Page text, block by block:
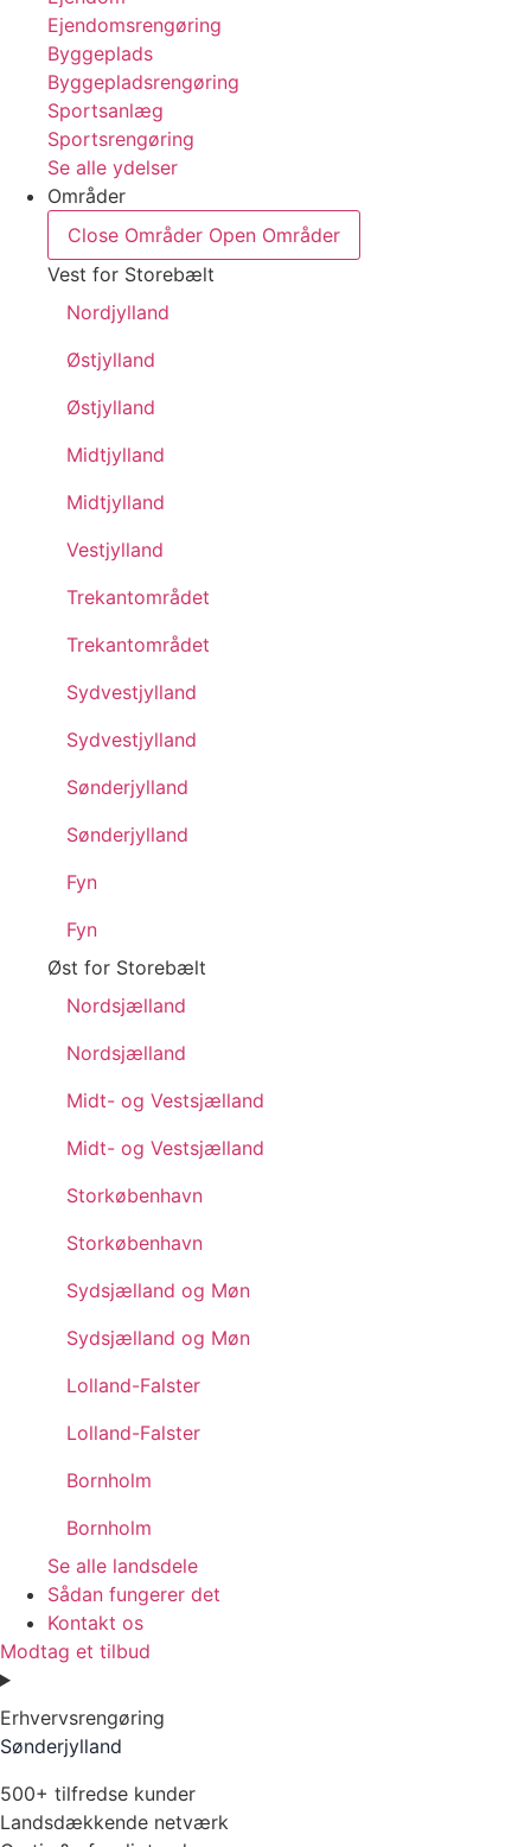
Ejendomsrengøring
Byggeplads
Byggepladsrengøring
Sportsanlæg
Sportsrengøring
Se alle ydelser
Områder
Close Områder Open Områder
Vest for Storebælt
Nordjylland
Østjylland
Østjylland
Midtjylland
Midtjylland
Vestjylland
Trekantområdet
Trekantområdet
Sydvestjylland
Sydvestjylland
Sønderjylland
Sønderjylland
Fyn
Fyn
Øst for Storebælt
Nordsjælland
Nordsjælland
Midt- og Vestsjælland
Midt- og Vestsjælland
Storkøbenhavn
Storkøbenhavn
Sydsjælland og Møn
Sydsjælland og Møn
Lolland-Falster
Lolland-Falster
Bornholm
Bornholm
Se alle landsdele
Sådan fungerer det
Kontakt os
Modtag et tilbud
Erhvervsrengøring
Sønderjylland
500+ tilfredse kunder
Landsdækkende netværk